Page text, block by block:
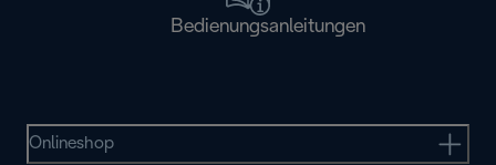
Bedienungsanleitungen
Onlineshop